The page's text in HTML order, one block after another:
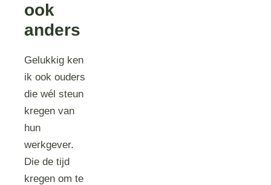
ook
anders
Gelukkig ken
ik ook ouders
die wél steun
kregen van
hun
werkgever.
Die de tijd
kregen om te